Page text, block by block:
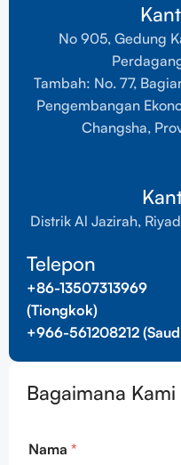
No 905, Gedung
Tambah: No. 77,
Pengembangan
Changsha,
Distrik Al Jazirah,
Telepon
+86-13507313969
(Tiongkok)
+966-561208212
Bagaimana
Nama *